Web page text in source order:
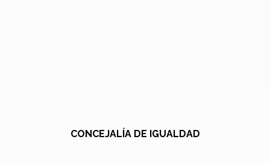
CONCEJALÍA DE IGUALDAD